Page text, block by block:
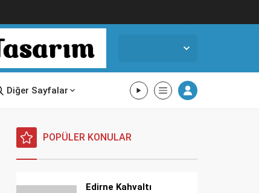
Diğer Sayfalar
POPÜLER KONULAR
Edirne Kahvaltı